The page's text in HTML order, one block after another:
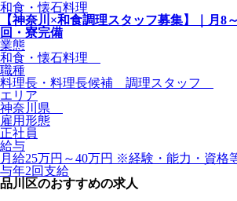
和食・懐石料理
【神奈川×和食調理スタッフ募集】｜月8
回・寮完備
業態
和食・懐石料理
職種
料理長・料理長候補 調理スタッフ
エリア
神奈川県
雇用形態
正社員
給与
月給25万円～40万円 ※経験・能力・資格
与年2回支給
品川区のおすすめの求人